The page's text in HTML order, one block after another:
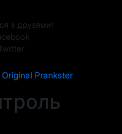
з друзями!
Prankster